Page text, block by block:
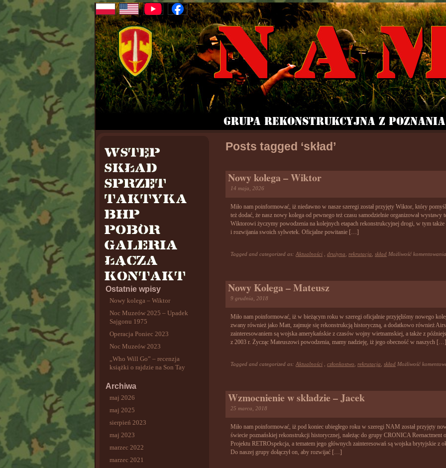
Ostatnie wpisy
Nowy kolega – Wiktor
Noc Muzeów 2025 – Upadek
Sajgonu 1975
Operacja Poniec 2023
Noc Muzeów 2023
„Who Will Go” – recenzja
książki o rajdzie na Son Tay
Archiwa
maj 2026
maj 2025
sierpień 2023
maj 2023
marzec 2022
marzec 2021
Posts tagged ‘skład’
Nowy kolega – Wiktor
14 maja, 2026
Miło nam poinformować, iż niedawno w nasze szeregi został przyjęty Wiktor, który
też dodać, że nasz nowy kolega od pewnego też czasu samodzielnie organizował wystawy
Wiktorowi życzymy powodzenia na kolejnych etapach rekonstrukcyjnej drogi, w tym także
i rozwijania swoich sylwetek. Oficjalne powitanie […]
Tagged and categorized as: Aktualności drużyna rekrutacja skład Możliwość komentowania
Nowy Kolega – Mateusz
9 grudnia, 2018
Miło nam poinformować, iż w bieżącym roku w szeregi oficjalnie przyjęliśmy nowego
zwany również jako Matt, zajmuje się rekonstrukcją historyczną, a dodatkowo również
zainteresowaniem są wojska amerykańskie z czasów wojny wietnamskiej, a także z
z 2003 r. Życząc Mateuszowi powodzenia, mamy nadzieję, iż jego obecność w naszych […]
Tagged and categorized as: Aktualności członkostwo rekrutacja skład Możliwość
Wzmocnienie w składzie – Jacek
25 marca, 2018
Miło nam poinformować, iż pod koniec ubiegłego roku w szeregi NAM został przyjęty
świecie poznańskiej rekonstrukcji historycznej, należąc do grupy CRONICA Reenactment
Projektu RETROspekcja, a tematem jego głównych zainteresowań są wojska brytyjskie z
Do naszej grupy dołączył on, aby rozwijać […]